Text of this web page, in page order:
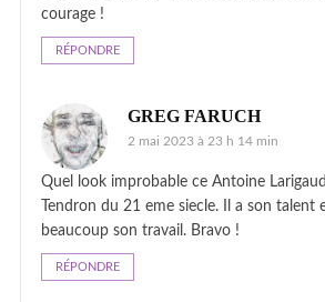
courage !
RÉPONDRE
GREG FARUCH
2 mai 2023 à 23 h 14 min
Quel look improbable ce Antoine
Tendron du 21 eme siecle. Il a son talent
beaucoup son travail. Bravo !
RÉPONDRE